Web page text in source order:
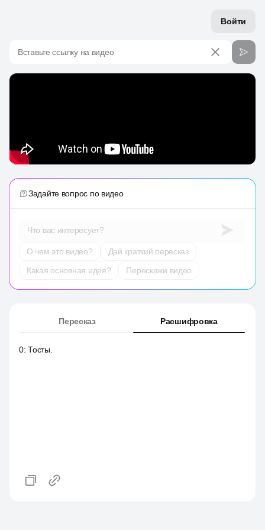
Войти
Вставьте ссылку на видео
Задайте вопрос по видео
Что вас интересует?
О чем это видео?
Дай краткий пересказ
Какая основная идея?
Перескажи видео
Пересказ Расшифровка
0:Тосты.